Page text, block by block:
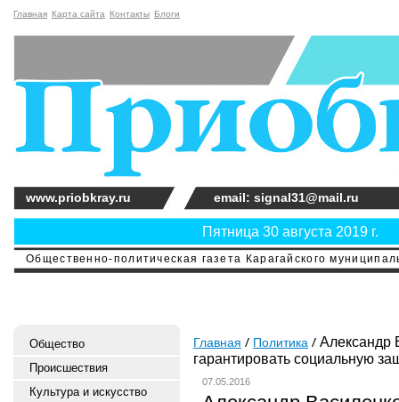
Главная Карта сайта Контакты Блоги
Общественно-политическая газета Карагайского
Пятница 30 августа 2019 г.
www.priobkray.ru email: signal31@mail.ru
Общество
Происшествия
Культура и искусство
Главная Политика
Александр
гарантировать социальную
07.05.2016